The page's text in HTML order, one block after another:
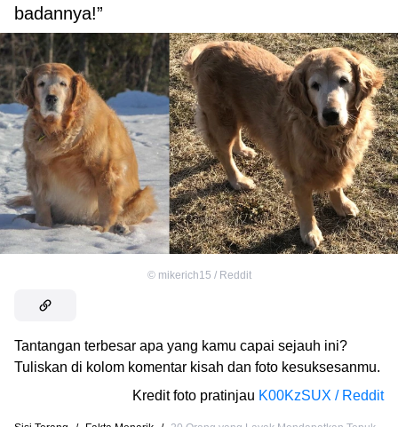
badannya!”
© mikerich15 / Reddit
Tantangan terbesar apa yang kamu capai sejauh ini?
Tuliskan di kolom komentar kisah dan foto kesuksesanmu.
Kredit foto pratinjau K00KzSUX / Reddit